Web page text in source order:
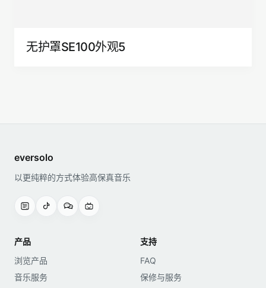
无护罩SE100外观5
eversolo
以更纯粹的方式体验高保真音乐
产品
浏览产品
音乐服务
支持
FAQ
保修与服务